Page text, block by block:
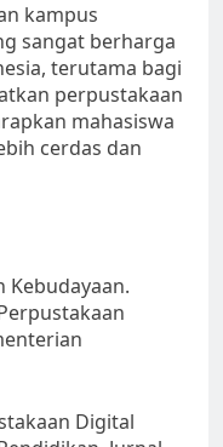
kampus
sangat berharga
terutama bagi
perpustakaan
mahasiswa
cerdas dan
Kebudayaan.
Digital